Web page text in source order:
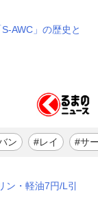
AWC」の歴史と
ン #レイ #サ
ン・軽油7円/L引